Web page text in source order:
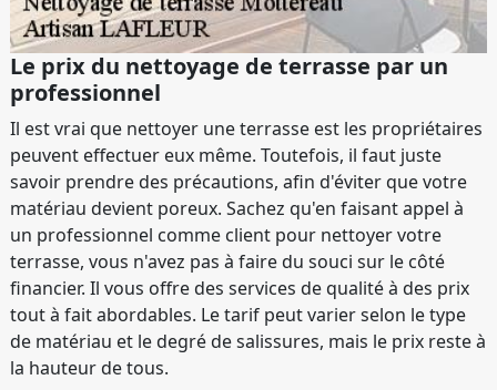
Le prix du nettoyage de terrasse par un
professionnel
Il est vrai que nettoyer une terrasse est les propriétaires
peuvent effectuer eux même. Toutefois, il faut juste
savoir prendre des précautions, afin d'éviter que votre
matériau devient poreux. Sachez qu'en faisant appel à
un professionnel comme client pour nettoyer votre
terrasse, vous n'avez pas à faire du souci sur le côté
financier. Il vous offre des services de qualité à des prix
tout à fait abordables. Le tarif peut varier selon le type
de matériau et le degré de salissures, mais le prix reste à
la hauteur de tous.